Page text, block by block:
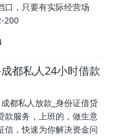
口，只要有实际经营场
200
都私人24小时借款
都私人放款_身份证借贷
款服务，上班的，做生意
信，快速为你解决资金问